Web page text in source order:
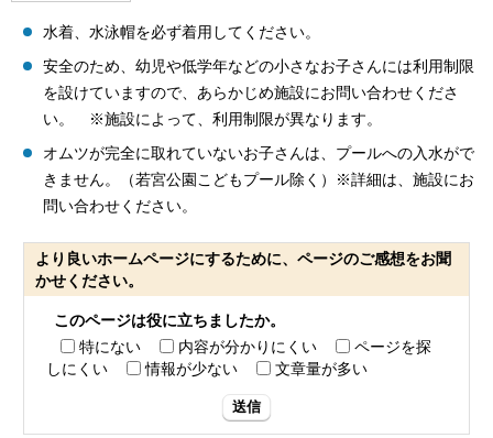
水着、水泳帽を必ず着用してください。
安全のため、幼児や低学年などの小さなお子さんには利用制限
を設けていますので、あらかじめ施設にお問い合わせくださ
い。 ※施設によって、利用制限が異なります。
オムツが完全に取れていないお子さんは、プールへの入水がで
きません。（若宮公園こどもプール除く）※詳細は、施設にお
問い合わせください。
より良いホームページにするために、ページのご感想をお聞
かせください。
このページは役に立ちましたか。
特にない
内容が分かりにくい
ページを探
しにくい
情報が少ない 文章量が多い
送信